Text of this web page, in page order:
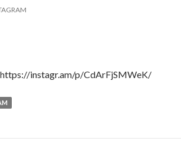
instagr.am/p/CdArFjSMWeK/